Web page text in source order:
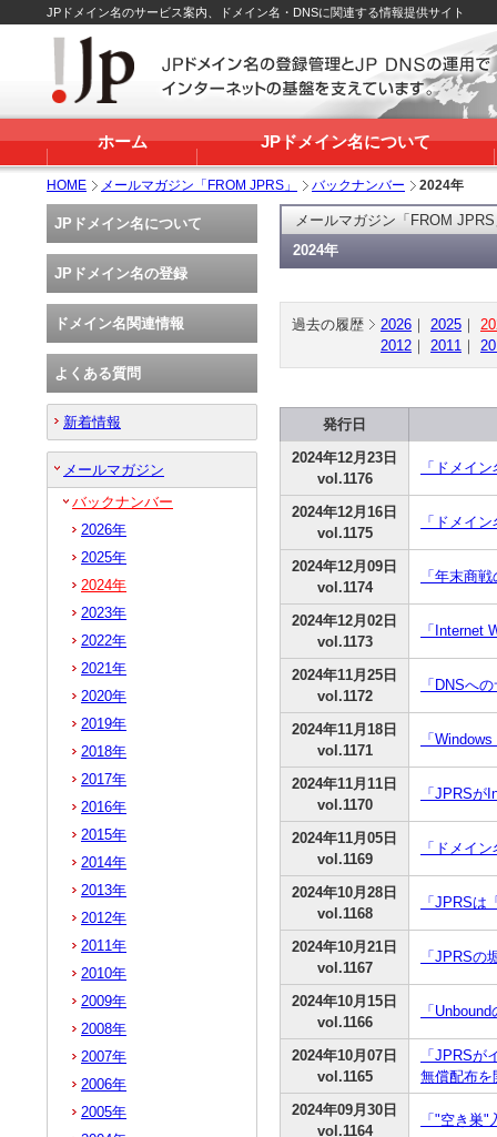
JPドメイン名のサービス案内、ドメイン名・DNSに関連する情報提供サイト
ホーム JPドメイン名について
HOME メールマガジン「FROM JPRS」 バックナンバー 2024年
メールマガジン「FROM
2024年
過去の履歴 2026 ｜ 2025 ｜
2012 ｜ 2011 ｜
発行日
2024年12月23日
vol.1176
「ドメイ
2024年12月16日
vol.1175
「ドメイ
2024年12月09日
vol.1174
「年末商
2024年12月02日
vol.1173
「Internet
2024年11月25日
vol.1172
「DNSへ
2024年11月18日
vol.1171
「
2024年11月11日
vol.1170
「JPRSが
2024年11月05日
vol.1169
「ドメイ
2024年10月28日
vol.1168
「JPRSは
2024年10月21日
vol.1167
「JPRS
2024年10月15日
vol.1166
「
2024年10月07日
vol.1165
「JPRS
無償配布を
2024年09月30日
vol.1164
「"空き巣
JPドメイン名について
JPドメイン名の登録
ドメイン名関連情報
よくある質問
新着情報
メールマガジン
バックナンバー
2026年
2025年
2024年
2023年
2022年
2021年
2020年
2019年
2018年
2017年
2016年
2015年
2014年
2013年
2012年
2011年
2010年
2009年
2008年
2007年
2006年
2005年